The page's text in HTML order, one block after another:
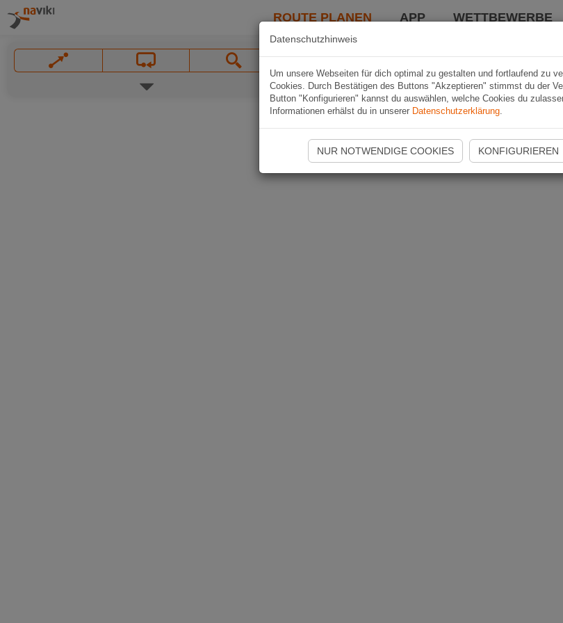
ROUTE PLANEN APP WETTBEWERBE
Datenschutzhinweis
Um unsere Webseiten für dich optimal zu gestalten und fortlaufend zu
Cookies. Durch Bestätigen des Buttons "Akzeptieren" stimmst du der
Button "Konfigurieren" kannst du auswählen, welche Cookies du
Informationen erhälst du in unserer Datenschutzerklärung.
NUR NOTWENDIGE COOKIES KONFIGURIEREN